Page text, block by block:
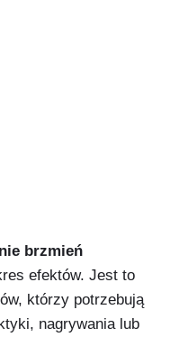
brzmień
efektów. Jest to
którzy potrzebują
nagrywania lub